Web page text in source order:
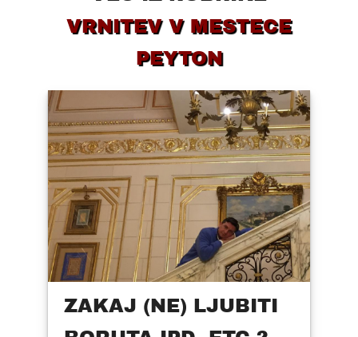
VRNITEV V MESTECE
PEYTON
ZAKAJ (NE) LJUBITI